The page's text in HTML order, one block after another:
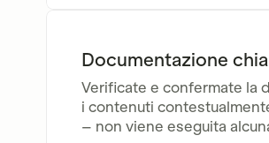
Documentazione
Verificate e confermate la
i contenuti
– non viene eseguita